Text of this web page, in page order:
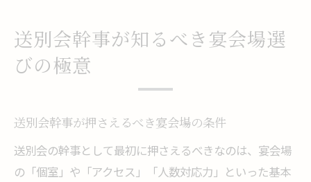
送別会幹事が知るべき宴会場選
びの極意
送別会幹事が押さえるべき宴会場の条件
送別会の幹事として最初に押さえるべきなのは、宴会場
の「個室」や「アクセス」「人数対応力」といった基本